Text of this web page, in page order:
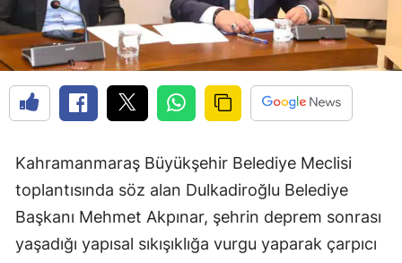
Kahramanmaraş Büyükşehir Belediye Meclisi
toplantısında söz alan Dulkadiroğlu Belediye
Başkanı Mehmet Akpınar, şehrin deprem sonrası
yaşadığı yapısal sıkışıklığa vurgu yaparak çarpıcı